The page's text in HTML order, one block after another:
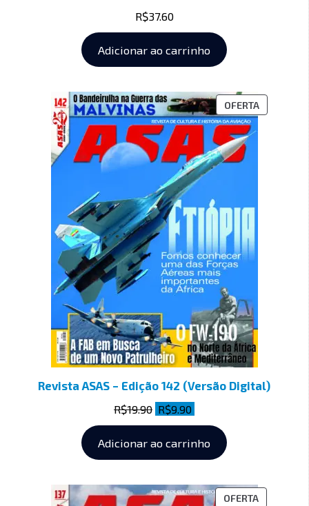
R$37.60
Adicionar ao carrinho
OFERTA
Revista ASAS – Edição 142 (Versão Digital)
R$19.90 R$9.90
Adicionar ao carrinho
OFERTA